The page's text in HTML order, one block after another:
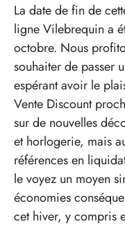
La date de fin de
ligne Vilebrequin a
octobre. Nous
souhaiter de passer
espérant avoir le
Vente Discount
sur de nouvelles
et horlogerie, mais
références en
le voyez un moyen
économies
cet hiver, y compris